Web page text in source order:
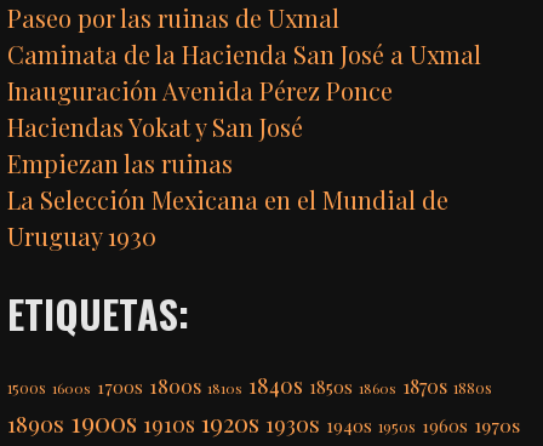
Paseo por las ruinas de Uxmal
Caminata de la Hacienda San José a Uxmal
Inauguración Avenida Pérez Ponce
Haciendas Yokat y San José
Empiezan las ruinas
La Selección Mexicana en el Mundial de
Uruguay 1930
ETIQUETAS:
1500s 1600s 1700s 1800s 1810s 1840s 1850s 1860s 1870s 1880s
1890s 1900s 1910s 1920s 1930s 1940s 1950s 1960s 1970s